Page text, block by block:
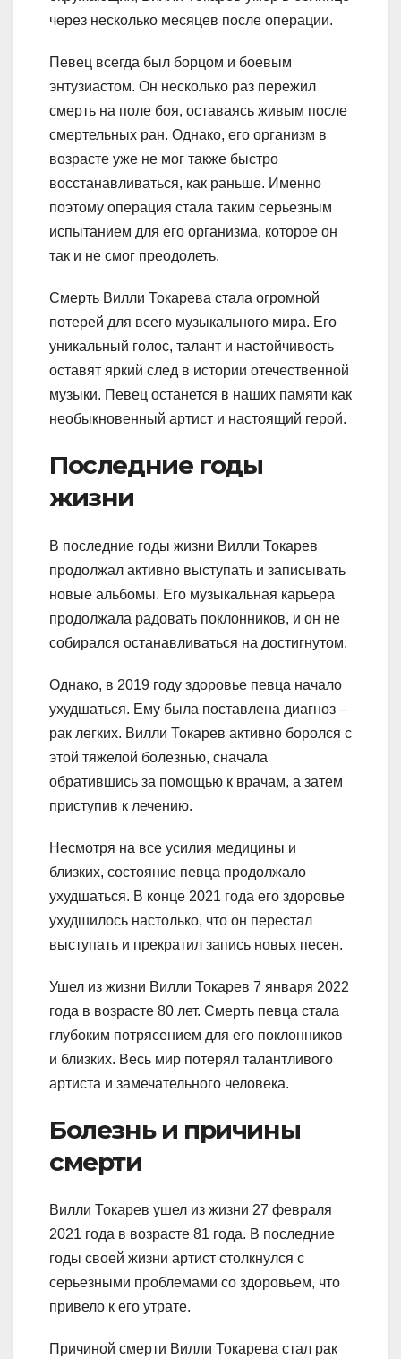
через несколько месяцев после операции.
Певец всегда был борцом и боевым
энтузиастом. Он несколько раз пережил
смерть на поле боя, оставаясь живым после
смертельных ран. Однако, его организм в
возрасте уже не мог также быстро
восстанавливаться, как раньше. Именно
поэтому операция стала таким серьезным
испытанием для его организма, которое он
так и не смог преодолеть.
Смерть Вилли Токарева стала огромной
потерей для всего музыкального мира. Его
уникальный голос, талант и настойчивость
оставят яркий след в истории отечественной
музыки. Певец останется в наших памяти как
необыкновенный артист и настоящий герой.
Последние годы
жизни
В последние годы жизни Вилли Токарев
продолжал активно выступать и записывать
новые альбомы. Его музыкальная карьера
продолжала радовать поклонников, и он не
собирался останавливаться на достигнутом.
Однако, в 2019 году здоровье певца начало
ухудшаться. Ему была поставлена диагноз –
рак легких. Вилли Токарев активно боролся с
этой тяжелой болезнью, сначала
обратившись за помощью к врачам, а затем
приступив к лечению.
Несмотря на все усилия медицины и
близких, состояние певца продолжало
ухудшаться. В конце 2021 года его здоровье
ухудшилось настолько, что он перестал
выступать и прекратил запись новых песен.
Ушел из жизни Вилли Токарев 7 января 2022
года в возрасте 80 лет. Смерть певца стала
глубоким потрясением для его поклонников
и близких. Весь мир потерял талантливого
артиста и замечательного человека.
Болезнь и причины
смерти
Вилли Токарев ушел из жизни 27 февраля
2021 года в возрасте 81 года. В последние
годы своей жизни артист столкнулся с
серьезными проблемами со здоровьем, что
привело к его утрате.
Причиной смерти Вилли Токарева стал рак